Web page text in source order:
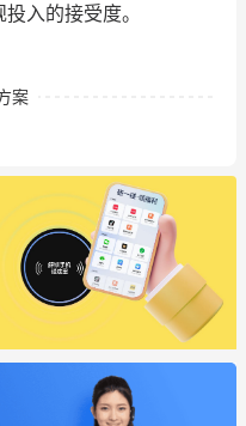
入的接受度。
案